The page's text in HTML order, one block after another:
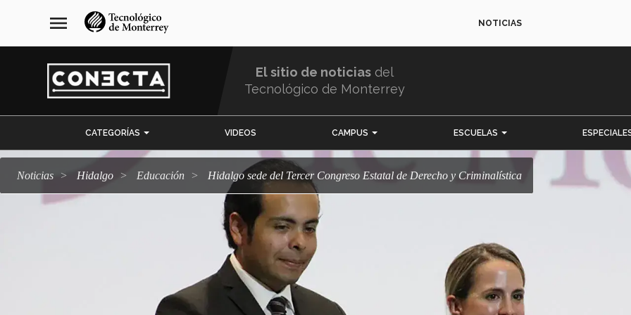
navegación
principal
menu NOTICIAS
El sitio de noticias del
Tecnológico de Monterrey
CATEGORÍAS VIDEOS CAMPUS ESCUELAS
Noticias Hidalgo Educación Hidalgo sede del Tercer Congreso Estatal de Derecho y Criminalística